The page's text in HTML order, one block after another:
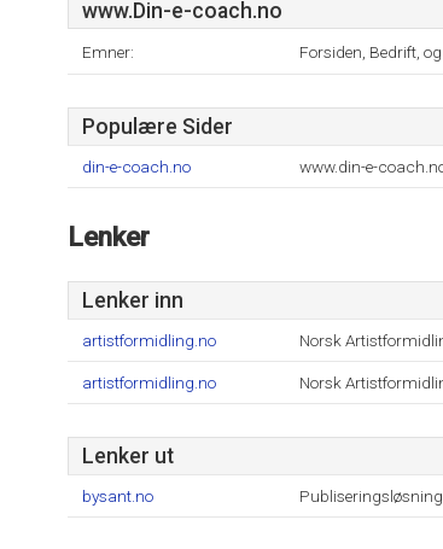
www.Din-e-coach.no
Emner: Forsiden, Bedrift,
Populære Sider
din-e-coach.no www.din-e-
Lenker
Lenker inn
artistformidling.no Norsk
artistformidling.no Norsk
Lenker ut
bysant.no